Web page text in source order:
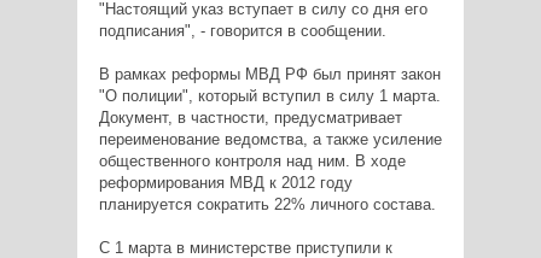
"Настоящий указ вступает в силу со дня его
подписания", - говорится в сообщении.
В рамках реформы МВД РФ был принят закон
"О полиции", который вступил в силу 1 марта.
Документ, в частности, предусматривает
переименование ведомства, а также усиление
общественного контроля над ним. В ходе
реформирования МВД к 2012 году
планируется сократить 22% личного состава.
С 1 марта в министерстве приступили к